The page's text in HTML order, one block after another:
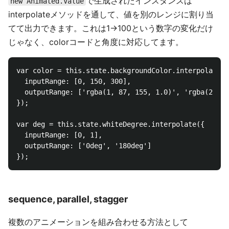
interpolateメソッドを通して、値を別のレンジに割り当
てて出力できます。これは1->100という数字の変化だけ
じゃなく、colorコードと角度に対応してます。
var color = this.state.backgroundColor.interpolate({
  inputRange: [0, 150, 300],
outputRange: ['rgba(1, 87, 155, 1.0)', 'rgba(26,
});
var deg = this.state.whiteDegree.interpolate({
  inputRange: [0, 1],
  outputRange: ['0deg', '180deg']
sequence, parallel, stagger
複数のアニメーションを組み合わせる方法として